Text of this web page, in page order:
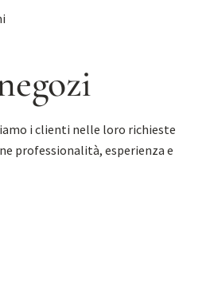
i clienti nelle loro richieste
professionalità, esperienza e